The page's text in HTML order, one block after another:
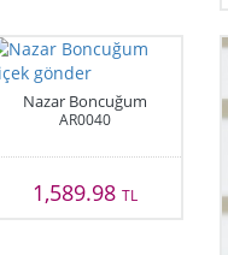
Nazar Boncuğum
AR0040
1,589.98 TL